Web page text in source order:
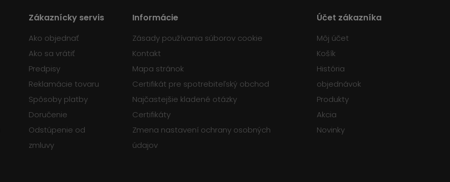
Zákaznícky servis
Ako objednať
Ako sa vrátiť
Predpisy
Reklamácie tovaru
Spôsoby platby
Doručenie
Odstúpenie od
zmluvy
Informácie
Zásady používania súborov cookie
Kontakt
Mapa stránok
Certifikát pre spotrebiteľský obchod
Najčastejšie kladené otázky
Certifikáty
Zmena nastavení ochrany osobných
údajov
Účet zákazníka
Môj účet
Košík
História
objednávok
Produkty
Akcia
Novinky